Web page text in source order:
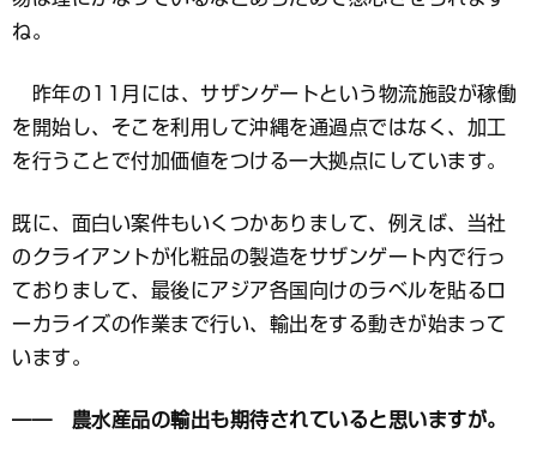
ね。
昨年の11月には、サザンゲートという物流施設が稼働
を開始し、そこを利用して沖縄を通過点ではなく、加工
を行うことで付加価値をつける一大拠点にしています。
既に、面白い案件もいくつかありまして、例えば、当社
のクライアントが化粧品の製造をサザンゲート内で行っ
ておりまして、最後にアジア各国向けのラベルを貼るロ
ーカライズの作業まで行い、輸出をする動きが始まって
います。
―― 農水産品の輸出も期待されていると思いますが。